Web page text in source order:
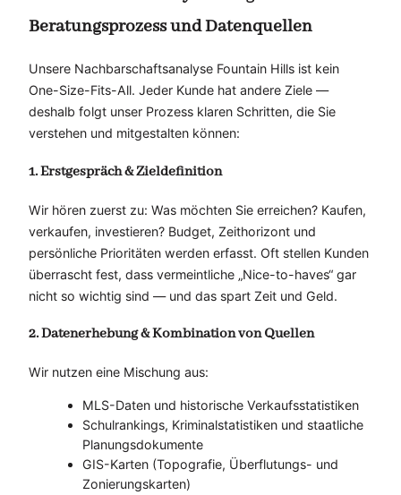
Beratungsprozess und Datenquellen
Unsere Nachbarschaftsanalyse Fountain Hills ist kein
One-Size-Fits-All. Jeder Kunde hat andere Ziele —
deshalb folgt unser Prozess klaren Schritten, die Sie
verstehen und mitgestalten können:
1. Erstgespräch & Zieldefinition
Wir hören zuerst zu: Was möchten Sie erreichen? Kaufen,
verkaufen, investieren? Budget, Zeithorizont und
persönliche Prioritäten werden erfasst. Oft stellen Kunden
überrascht fest, dass vermeintliche „Nice-to-haves“ gar
nicht so wichtig sind — und das spart Zeit und Geld.
2. Datenerhebung & Kombination von Quellen
Wir nutzen eine Mischung aus:
MLS-Daten und historische Verkaufsstatistiken
Schulrankings, Kriminalstatistiken und staatliche
Planungsdokumente
GIS-Karten (Topografie, Überflutungs- und
Zonierungskarten)